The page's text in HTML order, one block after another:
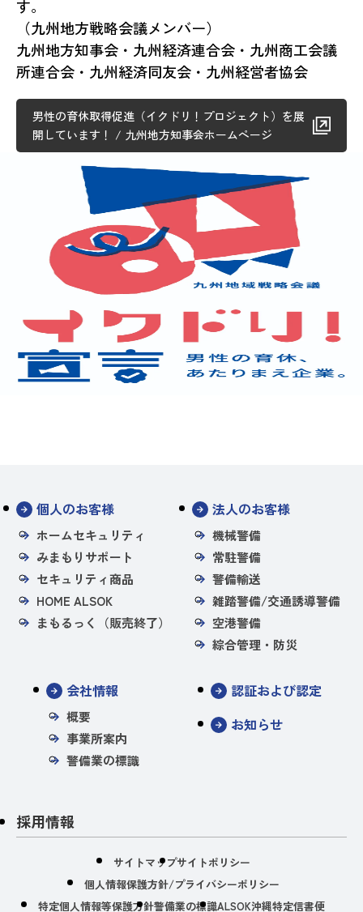
す。
（九州地方戦略会議メンバー）
九州地方知事会・九州経済連合会・九州商工会議
所連合会・九州経済同友会・九州経営者協会
男性の育休取得促進（イクドリ！プロジェクト）を展
開しています！ / 九州地方知事会ホームページ
個人のお客様
ホームセキュリティ
みまもりサポート
セキュリティ商品
HOME ALSOK
まもるっく（販売終了）
法人のお客様
機械警備
常駐警備
警備輸送
雑踏警備/交通誘導警備
空港警備
綜合管理・防災
会社情報
概要
事業所案内
警備業の標識
認証および認定
お知らせ
採用情報
サイトマップサイトポリシー
個人情報保護方針/プライバシーポリシー
特定個人情報等保護方針警備業の標識ALSOK沖縄特定信書便